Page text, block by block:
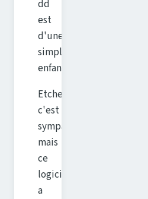
dd
est
d'une
simplicité
enfantine...)
Etcher
c'est
sympa,
mais
ce
logiciel
a